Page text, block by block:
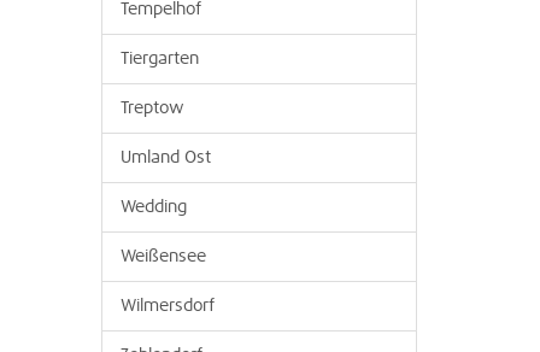
Tempelhof
Tiergarten
Treptow
Umland Ost
Wedding
Weißensee
Wilmersdorf